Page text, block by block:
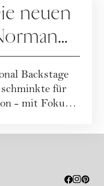
neuen
Backstage
für
- mit Fokus